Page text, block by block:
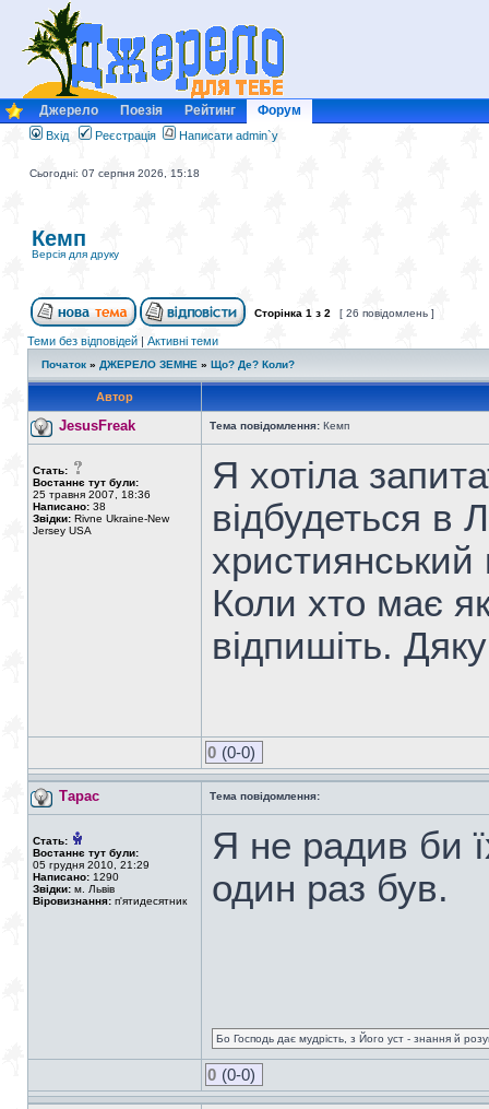
Джерело Поезія Рейтинг Форум
Вхід Реєстрація Написати admin`у
Сьогодні: 07 серпня 2026, 15:18
Кемп
Версія для друку
Сторінка 1 з 2 [ 26 повідомлень ]
Теми без відповідей | Активні теми
Початок » ДЖЕРЕЛО ЗЕМНЕ » Що? Де? Коли?
Автор
JesusFreak Тема повідомлення: Кемп
Стать:
Востаннє тут були:
25 травня 2007, 18:36
Написано: 38
Звідки: Rivne Ukraine-New
Jersey USA
Я хотіла
відбудеться в
xристиянський
Коли xто має
відпишіть.
0 (0-0)
Тарас Тема повідомлення:
Стать:
Востаннє тут були:
05 грудня 2010, 21:29
Написано: 1290
Звідки: м. Львів
Віровизнання: п'ятидесятник
Я не радив би
один раз був.
Бо Господь дає мудрість, з Його уст - знання й
0 (0-0)